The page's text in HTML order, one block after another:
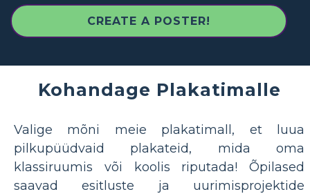
CREATE A POSTER!
Kohandage Plakatimalle
Valige mõni meie plakatimall, et luua
pilkupüüdvaid plakateid, mida oma
klassiruumis või koolis riputada! Õpilased
saavad esitluste ja uurimisprojektide